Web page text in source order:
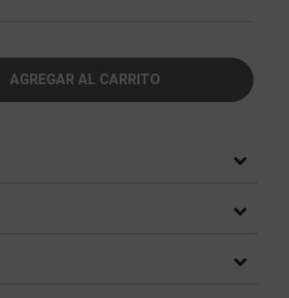
AGREGAR AL CARRITO